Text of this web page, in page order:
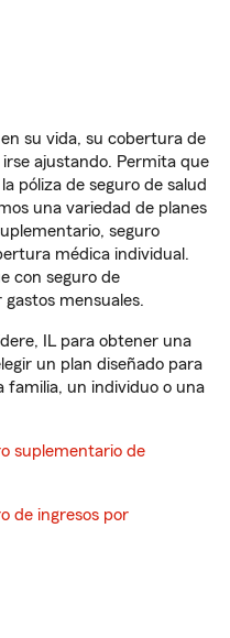
su vida, su cobertura de
ajustando. Permita que
póliza de seguro de salud
una variedad de planes
seguro
médica individual.
con seguro de
mensuales.
IL para obtener una
un plan diseñado para
familia, un individuo o una
suplementario de
de ingresos por